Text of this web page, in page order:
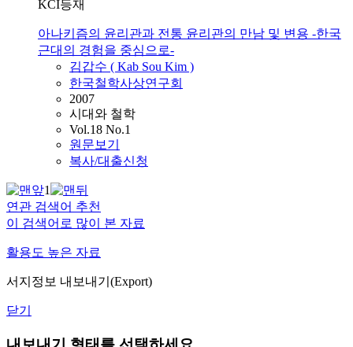
KCI등재
아나키즘의 윤리관과 전통 윤리관의 만남 및 변용 -한국
근대의 경험을 중심으로-
김갑수 ( Kab Sou Kim )
한국철학사상연구회
2007
시대와 철학
Vol.18 No.1
원문보기
복사/대출신청
1
연관 검색어 추천
이 검색어로 많이 본 자료
활용도 높은 자료
서지정보 내보내기(Export)
닫기